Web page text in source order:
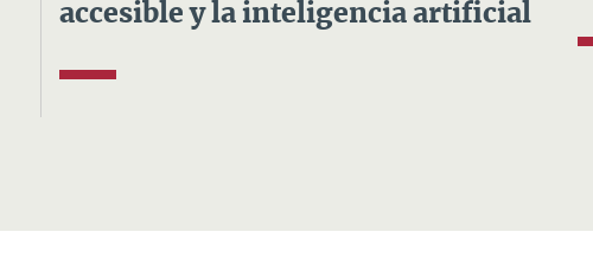
accesible y la inteligencia artificial